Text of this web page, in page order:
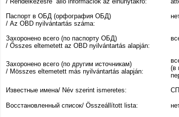
Паспорт в ОБД (орфография ОБД)
/ Az OBD nyilvántartás száma:
Захоронено всего (по паспорту ОБД)
/ Ősszes eltemetett az OBD nyilvántartás alapján:
Захоронено всего (по другим источникам)
/ Мösszes eltemetett más nyilvántartás alapján:
(в
Известные имена/ Név szerint ismeretes:
Восстановленный список/ Összeállított lista: